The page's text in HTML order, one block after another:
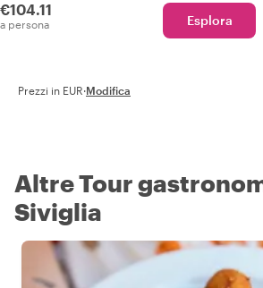
€104.11
a persona Esplora
Prezzi in EUR·Modifica
Altre Tour
Siviglia